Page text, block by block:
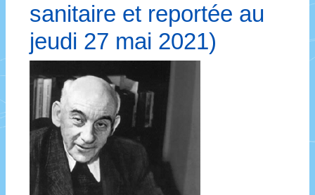
sanitaire et reportée au
jeudi 27 mai 2021)